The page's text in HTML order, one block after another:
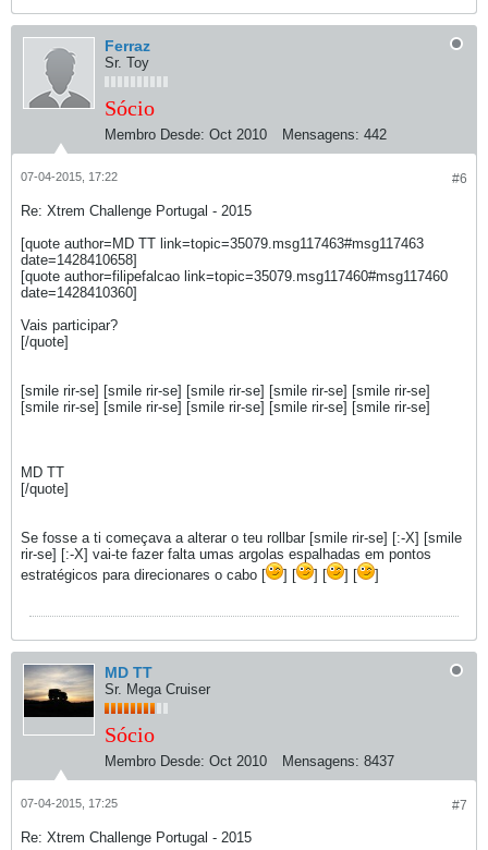
Ferraz
Sr. Toy
Sócio
Membro Desde: Oct 2010 Mensagens: 442
#6
07-04-2015, 17:22
Re: Xtrem Challenge Portugal - 2015
[quote author=MD TT link=topic=35079.msg117463#msg117463
date=1428410658]
[quote author=filipefalcao link=topic=35079.msg117460#msg117460
date=1428410360]
Vais participar?
[/quote]
[smile rir-se] [smile rir-se] [smile rir-se] [smile rir-se] [smile rir-se]
[smile rir-se] [smile rir-se] [smile rir-se] [smile rir-se] [smile rir-se]
MD TT
[/quote]
Se fosse a ti começava a alterar o teu rollbar [smile rir-se] [:-X] [smile
rir-se] [:-X] vai-te fazer falta umas argolas espalhadas em pontos
estratégicos para direcionares o cabo [
] [ ] [ ] [ ]
MD TT
Sr. Mega Cruiser
Sócio
Membro Desde: Oct 2010 Mensagens: 8437
#7
07-04-2015, 17:25
Re: Xtrem Challenge Portugal - 2015